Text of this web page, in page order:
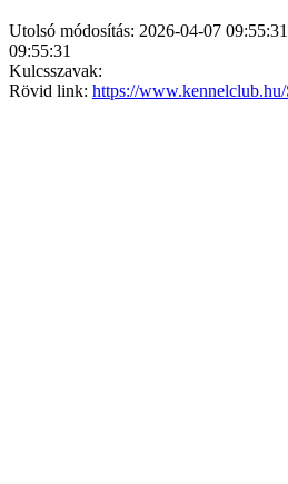
Utolsó módosítás: 2026-04-07
09:55:31
Kulcsszavak:
Rövid link: https://www.kennelclub.hu/